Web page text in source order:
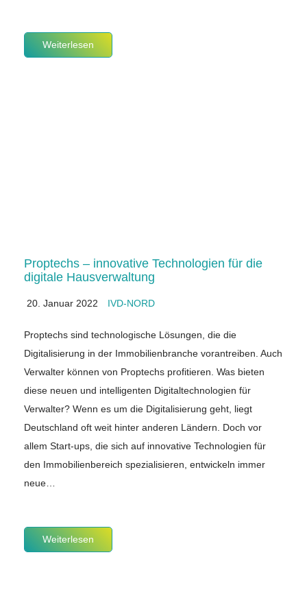
Weiterlesen
Proptechs – innovative Technologien für die
digitale Hausverwaltung
20. Januar 2022 IVD-NORD
Proptechs sind technologische Lösungen, die die
Digitalisierung in der Immobilienbranche vorantreiben. Auch
Verwalter können von Proptechs profitieren. Was bieten
diese neuen und intelligenten Digitaltechnologien für
Verwalter? Wenn es um die Digitalisierung geht, liegt
Deutschland oft weit hinter anderen Ländern. Doch vor
allem Start-ups, die sich auf innovative Technologien für
den Immobilienbereich spezialisieren, entwickeln immer
neue…
Weiterlesen